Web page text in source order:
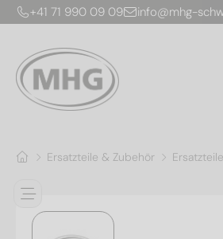
+41 71 990 09 09 info@mhg-
Ersatzteile & Zubehör Ersatzteile